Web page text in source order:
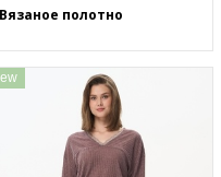
Вязаное полотно